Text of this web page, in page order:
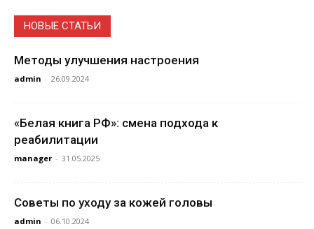
НОВЫЕ СТАТЬИ
Методы улучшения настроения
admin - 26.09.2024
«Белая книга РФ»: смена подхода к
реабилитации
manager - 31.05.2025
Советы по уходу за кожей головы
admin - 06.10.2024